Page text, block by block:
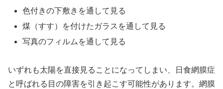
色付きの下敷きを通して見る
煤（すす）を付けたガラスを通して見る
写真のフィルムを通して見る
いずれも太陽を直接見ることになってしまい、日食網膜症
と呼ばれる目の障害を引き起こす可能性があります。網膜